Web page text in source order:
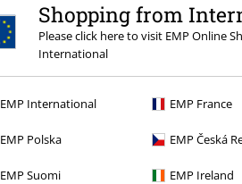
Shopping from
Please click here to visit EMP Online
International
EMP International EMP France
EMP Polska EMP Česká
EMP Suomi EMP Ireland